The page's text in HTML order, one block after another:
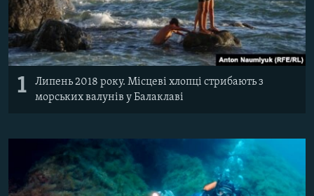
Усі сайти RFE/RL
1
Липень 2018 року. Місцеві хлопці стрибають з
морських валунів у Балаклаві